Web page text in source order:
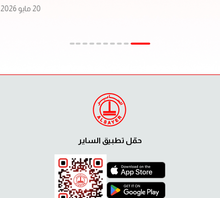
20 مايو 2026
حمّل تطبيق الساير